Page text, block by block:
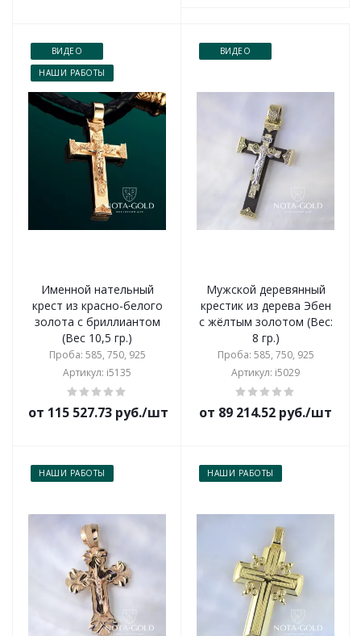
ВИДЕО
НАШИ РАБОТЫ
Именной нательный
крест из красно-белого
золота с бриллиантом
(Вес 10,5 гр.)
Проба: 585, 750, 925
Артикул: i5135
от 115 527.73 руб./шт
ВИДЕО
Мужской деревянный
крестик из дерева Эбен
с жёлтым золотом (Вес:
8 гр.)
Проба: 585, 750, 925
Артикул: i5029
от 89 214.52 руб./шт
НАШИ РАБОТЫ НАШИ РАБОТЫ